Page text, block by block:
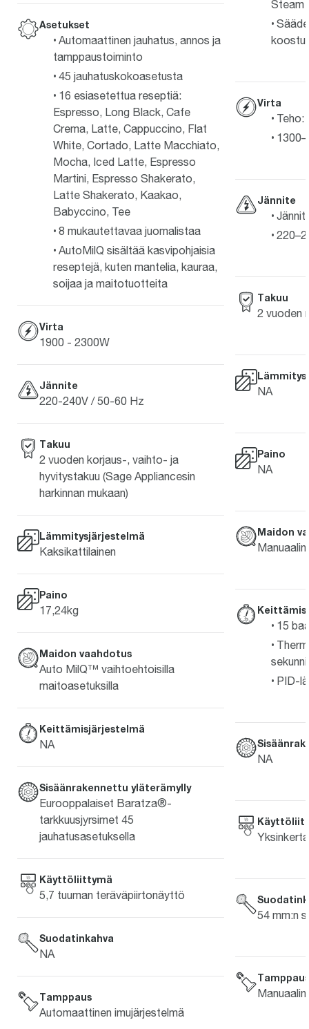
Asetukset
Automaattinen jauhatus, annos ja
tamppaustoiminto
45 jauhatuskokoasetusta
16 esiasetettua reseptiä:
Espresso, Long Black, Cafe
Crema, Latte, Cappuccino, Flat
White, Cortado, Latte Macchiato,
Mocha, Iced Latte, Espresso
Martini, Espresso Shakerato,
Latte Shakerato, Kaakao,
Babyccino, Tee
8 mukautettavaa juomalistaa
AutoMilQ sisältää kasvipohjaisia
reseptejä, kuten mantelia, kauraa,
soijaa ja maitotuotteita
Virta
1900 - 2300W
Jännite
220-240V / 50-60 Hz
Takuu
2 vuoden korjaus-, vaihto- ja
hyvitystakuu (Sage Appliancesin
harkinnan mukaan)
Lämmitysjärjestelmä
Kaksikattilainen
Paino
17,24kg
Maidon vaahdotus
Auto MilQ™ vaihtoehtoisilla
maitoasetuksilla
Keittämisjärjestelmä
NA
Sisäänrakennettu yläterämylly
Eurooppalaiset Baratza®-
tarkkuusjyrsimet 45
jauhatusasetuksella
Käyttöliittymä
5,7 tuuman teräväpiirtonäyttö
Suodatinkahva
NA
Tamppaus
Automaattinen imujärjestelmä
Steam
Virta
Teho:
Jännite
Takuu
2 vuoden
NA
Paino
NA
Maidon
15
PID-
NA
54 mm:n
Tamppaus